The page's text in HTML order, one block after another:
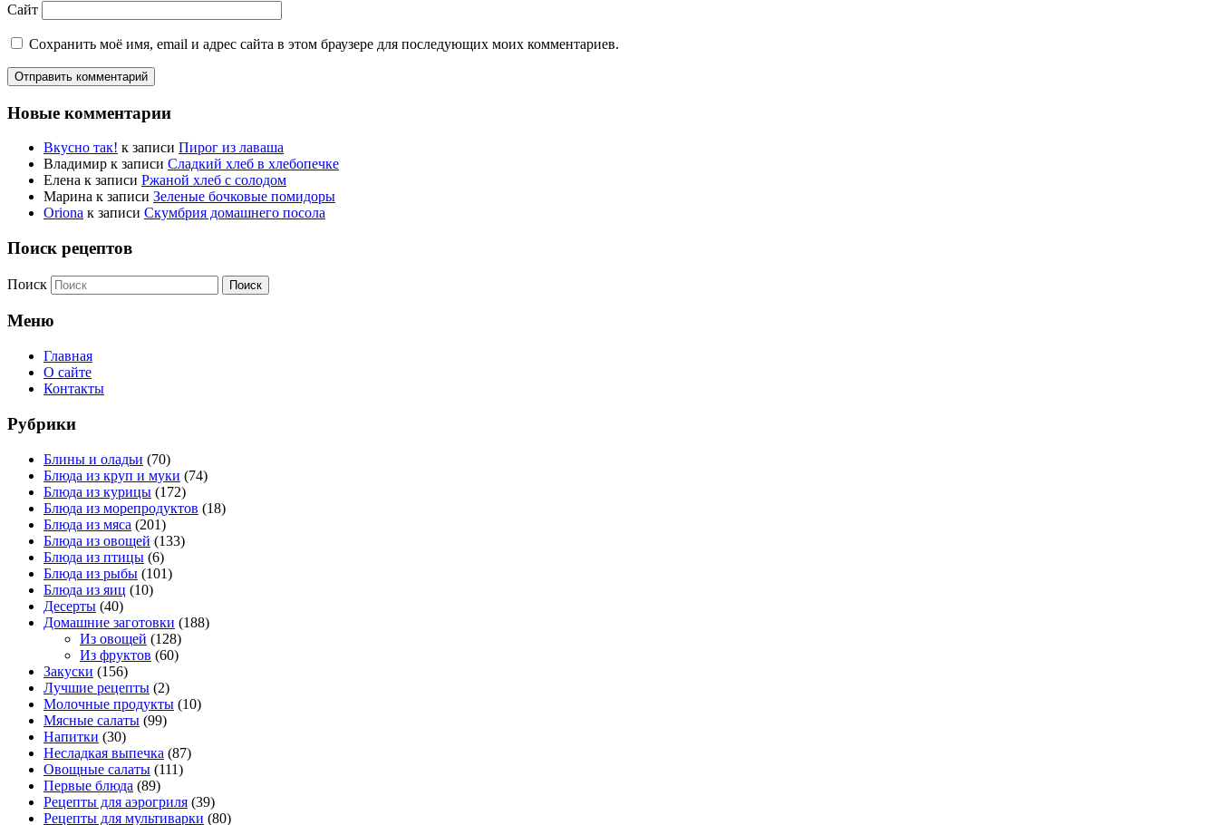
Сайт
Сохранить моё имя, email и адрес сайта в этом браузере для последующих моих комментариев.
Новые комментарии
Вкусно так! к записи Пирог из лаваша
Владимир к записи Сладкий хлеб в хлебопечке
Елена к записи Ржаной хлеб с солодом
Марина к записи Зеленые бочковые помидоры
Oriona к записи Скумбрия домашнего посола
Поиск рецептов
Поиск
Меню
Главная
О сайте
Контакты
Рубрики
Блины и оладьи (70)
Блюда из круп и муки (74)
Блюда из курицы (172)
Блюда из морепродуктов (18)
Блюда из мяса (201)
Блюда из овощей (133)
Блюда из птицы (6)
Блюда из рыбы (101)
Блюда из яиц (10)
Десерты (40)
Домашние заготовки (188)
Из овощей (128)
Из фруктов (60)
Закуски (156)
Лучшие рецепты (2)
Молочные продукты (10)
Мясные салаты (99)
Напитки (30)
Несладкая выпечка (87)
Овощные салаты (111)
Первые блюда (89)
Рецепты для аэрогриля (39)
Рецепты для мультиварки (80)